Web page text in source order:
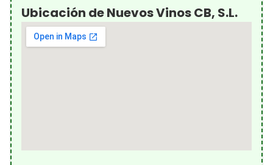
Ubicación de Nuevos Vinos CB, S.L.